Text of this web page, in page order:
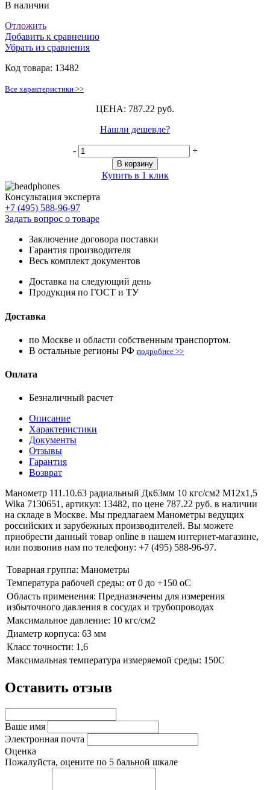
В наличии
Отложить
Добавить к сравнению
Убрать из сравнения
Код товара: 13482
Все характеристики >>
ЦЕНА: 787.22 руб.
Нашли дешевле?
- +
В корзину
Купить в 1 клик
Консультация эксперта
+7 (495) 588-96-97
Задать вопрос о товаре
Заключение договора поставки
Гарантия производителя
Весь комплект документов
Доставка на следующий день
Продукция по ГОСТ и ТУ
Доставка
по Москве и области собственным транспортом.
В остальные регионы РФ подробнее >>
Оплата
Безналичный расчет
Описание
Характеристики
Документы
Отзывы
Гарантия
Возврат
Манометр 111.10.63 радиальный Дк63мм 10 кгс/см2 М12х1,5
Wika 7130651, артикул: 13482, по цене 787.22 руб. в наличии
на складе в Москве. Мы предлагаем Манометры ведущих
российских и зарубежных производителей. Вы можете
приобрести данный товар online в нашем интернет-магазине,
или позвонив нам по телефону: +7 (495) 588-96-97.
Товарная группа: Манометры
Температура рабочей среды: от 0 до +150 oC
Область применения: Предназначены для измерения
избыточного давления в сосудах и трубопроводах
Максимальное давление: 10 кгс/см2
Диаметр корпуса: 63 мм
Класс точности: 1,6
Максимальная температура измеряемой среды: 150С
Оставить отзыв
Ваше имя
Электронная почта
Оценка
Пожалуйста, оцените по 5 бальной шкале